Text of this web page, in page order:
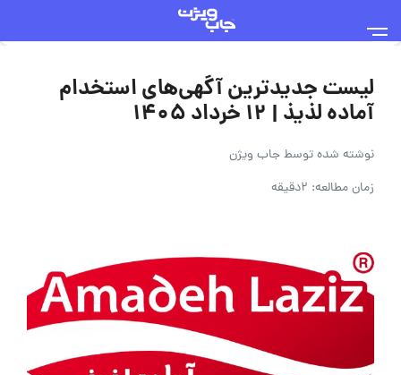
لیست جدیدترین آگهی‌های استخدام
آماده لذیذ | ۱۲ خرداد ۱۴۰۵
نوشته شده توسطجاب ویژن
زمان مطالعه: 2دقیقه